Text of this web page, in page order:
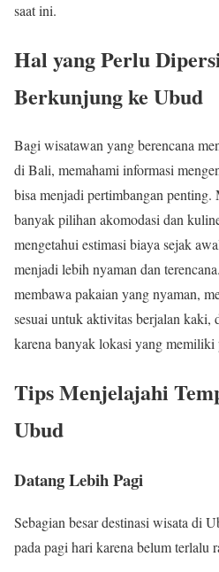
saat ini.
Hal yang Perlu
Berkunjung ke Ubud
Bagi wisatawan yang berencana
di Bali, memahami informasi
bisa menjadi pertimbangan
banyak pilihan akomodasi dan
mengetahui estimasi biaya sejak
menjadi lebih nyaman dan
membawa pakaian yang nyaman,
sesuai untuk aktivitas berjalan kaki,
karena banyak lokasi yang memiliki
Tips Menjelajahi
Ubud
Datang Lebih Pagi
Sebagian besar destinasi wisata di
pada pagi hari karena belum terlalu